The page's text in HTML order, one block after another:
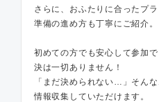
さらに、おふたりに合ったプ
準備の進め方も丁寧にご紹介。
初めての方でも安心して参加
決は一切ありません！
「まだ決められない…」そん
情報収集していただけます。